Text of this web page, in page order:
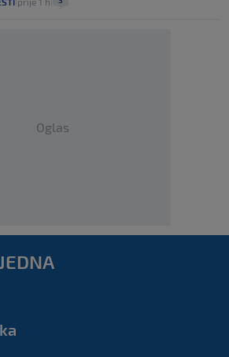
Oglas